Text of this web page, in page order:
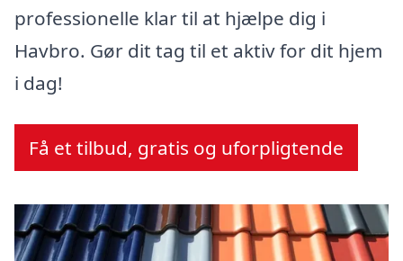
professionelle klar til at hjælpe dig i
Havbro. Gør dit tag til et aktiv for dit hjem
i dag!
Få et tilbud, gratis og uforpligtende